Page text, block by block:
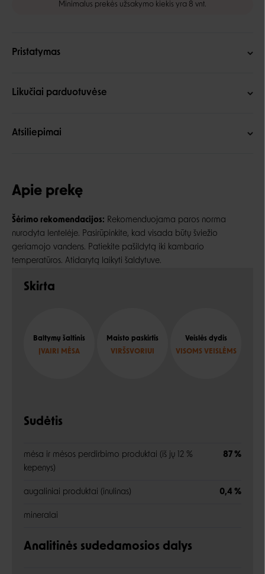
Minimalus prekės užsakymo kiekis yra 8 vnt.
Pristatymas
Likučiai parduotuvėse
Atsiliepimai
Apie prekę
Šėrimo rekomendacijos: Rekomenduojama paros norma
nurodyta lentelėje. Pasirūpinkite, kad visada būtų šviežio
geriamojo vandens. Patiekite pašildytą iki kambario
temperatūros. Atidarytą laikyti šaldytuve.
Skirta
Baltymų šaltinis
ĮVAIRI MĖSA
Maisto paskirtis
VIRŠSVORIUI
Veislės dydis
VISOMS VEISLĖMS
Sudėtis
mėsa ir mėsos perdirbimo produktai (iš jų 12 %
kepenys)
87 %
augaliniai produktai (inulinas) 0,4 %
mineralai
Analitinės sudedamosios dalys